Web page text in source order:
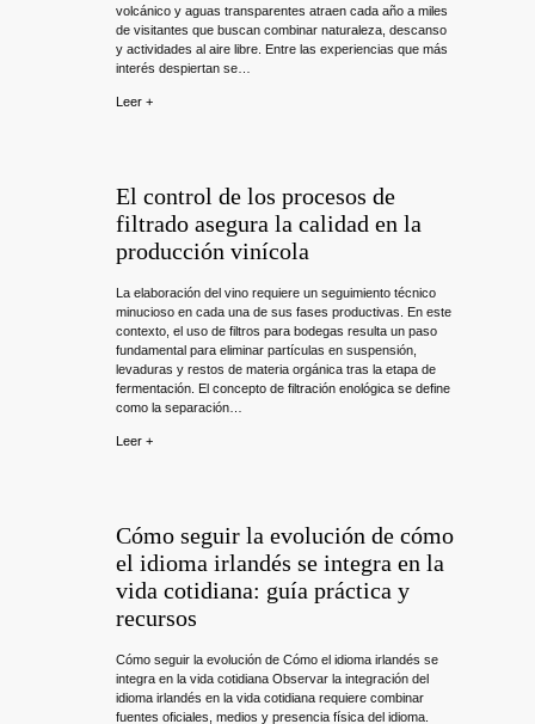
volcánico y aguas transparentes atraen cada año a miles
de visitantes que buscan combinar naturaleza, descanso
y actividades al aire libre. Entre las experiencias que más
interés despiertan se…
Leer +
El control de los procesos de
filtrado asegura la calidad en la
producción vinícola
La elaboración del vino requiere un seguimiento técnico
minucioso en cada una de sus fases productivas. En este
contexto, el uso de filtros para bodegas resulta un paso
fundamental para eliminar partículas en suspensión,
levaduras y restos de materia orgánica tras la etapa de
fermentación. El concepto de filtración enológica se define
como la separación…
Leer +
Cómo seguir la evolución de cómo
el idioma irlandés se integra en la
vida cotidiana: guía práctica y
recursos
Cómo seguir la evolución de Cómo el idioma irlandés se
integra en la vida cotidiana Observar la integración del
idioma irlandés en la vida cotidiana requiere combinar
fuentes oficiales, medios y presencia física del idioma.